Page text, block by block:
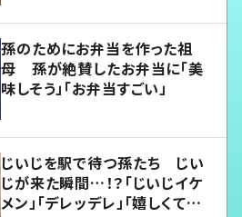
孫のためにお弁当を作った祖
母 孫が絶賛したお弁当に「美
味しそう」「お弁当すごい」
じいじを駅で待つ孫たち じい
じが来た瞬間…！？「じいじイケ
メン」「デレッデレ」「嬉しくて可